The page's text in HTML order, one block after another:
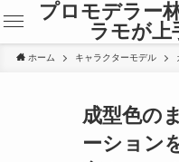
プロモデラー
ラモが上
ホーム キャラクターモデル
成型色の
ーション